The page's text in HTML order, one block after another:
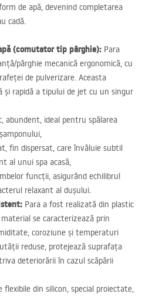
de apă, devenind completarea
cadă.
(comutator tip pârghie): Para
pârghie mecanică ergonomică, cu
de pulverizare. Aceasta
rapidă a tipului de jet cu un singur
abundent, ideal pentru spălarea
fin dispersat, care învăluie subtil
al unui spa acasă,
funcții, asigurând echilibrul
relaxant al dușului.
Para a fost realizată din plastic
se caracterizează prin
coroziune și temperaturi
reduse, protejează suprafața
deteriorării în cazul scăpării
flexibile din silicon, special proiectate,